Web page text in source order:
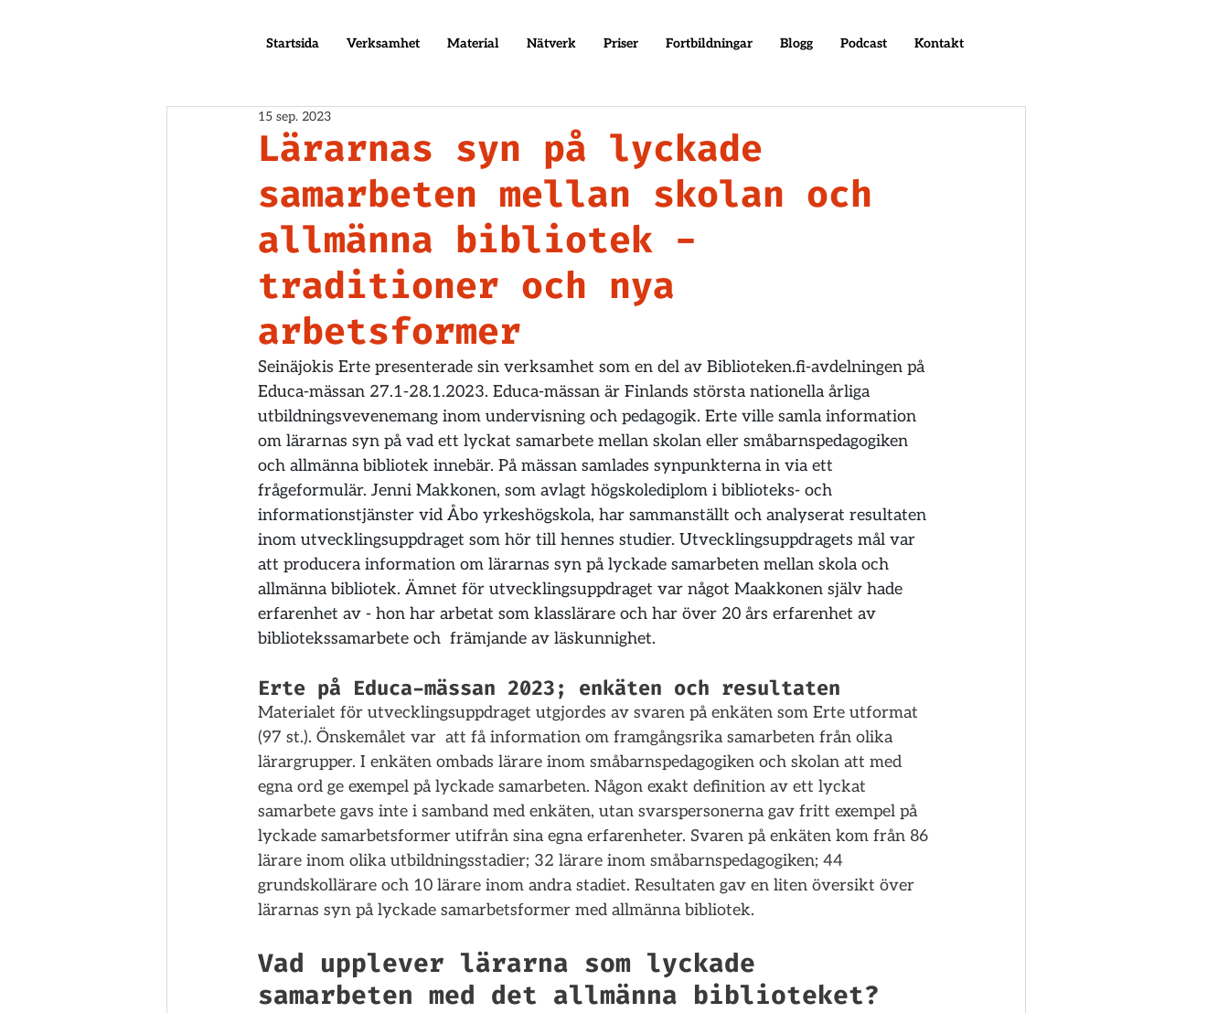
Startsida Verksamhet Material Nätverk Priser Fortbildningar Blogg Podcast Kontakt
Lärarnas syn på lyckade
samarbeten mellan skolan och
allmänna bibliotek -
traditioner och nya
arbetsformer
15 sep. 2023
Seinäjokis Erte presenterade sin verksamhet som en del av Biblioteken.fi-avdelningen på
Educa-mässan 27.1-28.1.2023. Educa-mässan är Finlands största nationella årliga
utbildningsvevenemang inom undervisning och pedagogik. Erte ville samla information
om lärarnas syn på vad ett lyckat samarbete mellan skolan eller småbarnspedagogiken
och allmänna bibliotek innebär. På mässan samlades synpunkterna in via ett
frågeformulär. Jenni Makkonen, som avlagt högskolediplom i biblioteks- och
informationstjänster vid Åbo yrkeshögskola, har sammanställt och analyserat resultaten
inom utvecklingsuppdraget som hör till hennes studier. Utvecklingsuppdragets mål var
att producera information om lärarnas syn på lyckade samarbeten mellan skola och
allmänna bibliotek. Ämnet för utvecklingsuppdraget var något Maakkonen själv hade
erfarenhet av - hon har arbetat som klasslärare och har över 20 års erfarenhet av
bibliotekssamarbete och  främjande av läskunnighet.
Erte på Educa-mässan 2023; enkäten och resultaten
Materialet för utvecklingsuppdraget utgjordes av svaren på enkäten som Erte utformat
(97 st.). Önskemålet var  att få information om framgångsrika samarbeten från olika
lärargrupper. I enkäten ombads lärare inom småbarnspedagogiken och skolan att med
egna ord ge exempel på lyckade samarbeten. Någon exakt definition av ett lyckat
samarbete gavs inte i samband med enkäten, utan svarspersonerna gav fritt exempel på
lyckade samarbetsformer utifrån sina egna erfarenheter. Svaren på enkäten kom från 86
lärare inom olika utbildningsstadier; 32 lärare inom småbarnspedagogiken; 44
grundskollärare och 10 lärare inom andra stadiet. Resultaten gav en liten översikt över
lärarnas syn på lyckade samarbetsformer med allmänna bibliotek.
Vad upplever lärarna som lyckade
samarbeten med det allmänna biblioteket?